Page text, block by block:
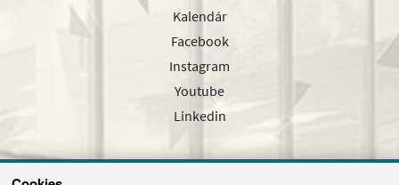
Kalendár
Facebook
Instagram
Youtube
Linkedin